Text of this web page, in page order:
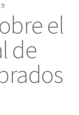
el
de